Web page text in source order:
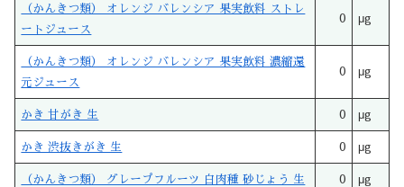
（かんきつ類） オレンジ バレンシア 果実飲料 ストレ
ートジュース
0 μg
（かんきつ類） オレンジ バレンシア 果実飲料 濃縮還
元ジュース
0 μg
かき 甘がき 生 0 μg
かき 渋抜きがき 生 0 μg
（かんきつ類） グレープフルーツ 白肉種 砂じょう 生 0 μg